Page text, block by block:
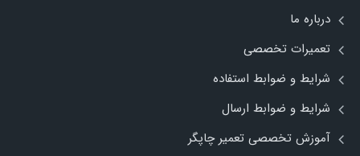
درباره ما
تعمیرات تخصصی
شرایط و ضوابط استفاده
شرایط و ضوابط ارسال
آموزش تخصصی تعمیر چاپگر